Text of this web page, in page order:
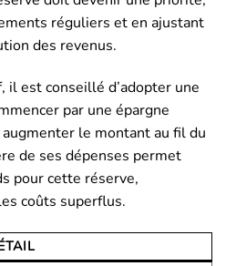
réguliers et en ajustant
des revenus.
il est conseillé d’adopter une
par une épargne
le montant au fil du
de ses dépenses permet
pour cette réserve,
coûts superflus.